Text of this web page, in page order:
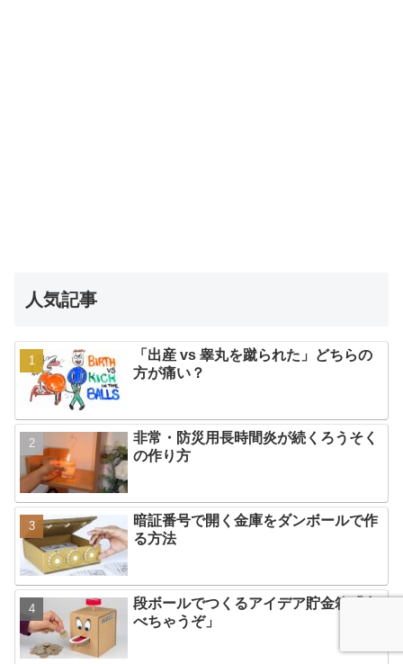
人気記事
「出産 vs 睾丸を蹴られた」どちらの
方が痛い？
非常・防災用長時間炎が続くろうそく
の作り方
暗証番号で開く金庫をダンボールで作
る方法
段ボールでつくるアイデア貯金箱「食
べちゃうぞ」